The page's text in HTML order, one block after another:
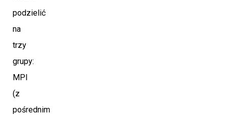
podzielić
na
trzy
grupy:
MPI
(z
pośrednim